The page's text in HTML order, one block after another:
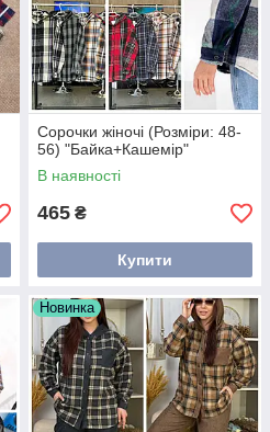
Сорочки жіночі (Розміри: 48-
56) "Байка+Кашемір"
В наявності
465 ₴
Купити
Новинка